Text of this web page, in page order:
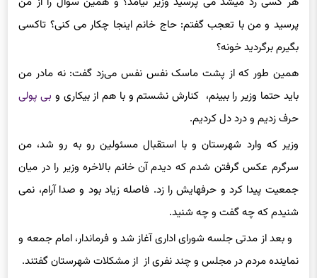
پرسید و من با تعجب گفتم: حاج خانم اینجا چکار می کنی؟ تاکسی
بگیرم برگردید خونه؟
همین طور که از پشت ماسک نفس نفس می‌زد گفت: نه مادر من
باید حتما وزیر را ببینم، کنارش نشستم و با هم از بیکاری و بی پولی
حرف زدیم و درد دل کردیم.
وزیر که وارد شهرستان و با استقبال مسئولین رو به رو شد، من
سرگرم عکس گرفتن شدم که دیدم آن خانم بالاخره وزیر را در میان
جمعیت پیدا کرد و حرفهایش را زد. فاصله زیاد بود و صدا آرام، نمی
شنیدم که چه گفت و چه شنید.
و بعد از مدتی جلسه شورای اداری آغاز شد و فرماندار، امام جمعه و
نماینده مردم در مجلس و چند نفری از از مشکلات شهرستان گفتند.